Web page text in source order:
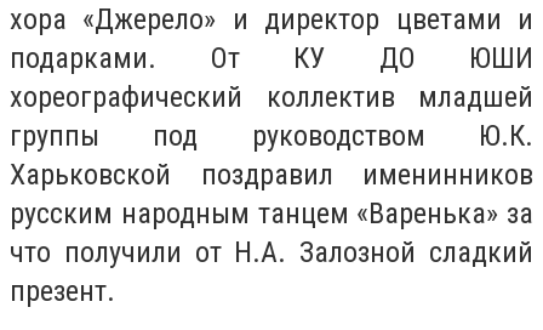
хора «Джерело» и директор цветами и
подарками. От КУ ДО ЮШИ
хореографический коллектив младшей
группы под руководством Ю.К.
Харьковской поздравил именинников
русским народным танцем «Варенька» за
что получили от Н.А. Залозной сладкий
презент.